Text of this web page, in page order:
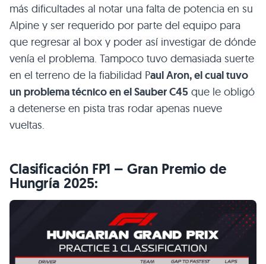
más dificultades al notar una falta de potencia en su
Alpine y ser requerido por parte del equipo para
que regresar al box y poder así investigar de dónde
venía el problema. Tampoco tuvo demasiada suerte
en el terreno de la fiabilidad Paul Aron, el cual tuvo
un problema técnico en el Sauber C45 que le obligó
a detenerse en pista tras rodar apenas nueve
vueltas.
Clasificación FP1 – Gran Premio de
Hungría 2025: